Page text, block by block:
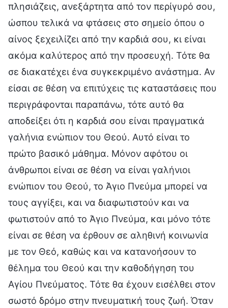
πλησιάζεις, ανεξάρτητα από τον περίγυρό σου,
ώσπου τελικά να φτάσεις στο σημείο όπου ο
αίνος ξεχειλίζει από την καρδιά σου, κι είναι
ακόμα καλύτερος από την προσευχή. Τότε θα
σε διακατέχει ένα συγκεκριμένο ανάστημα. Αν
είσαι σε θέση να επιτύχεις τις καταστάσεις που
περιγράφονται παραπάνω, τότε αυτό θα
αποδείξει ότι η καρδιά σου είναι πραγματικά
γαλήνια ενώπιον του Θεού. Αυτό είναι το
πρώτο βασικό μάθημα. Μόνον αφότου οι
άνθρωποι είναι σε θέση να είναι γαλήνιοι
ενώπιον του Θεού, το Άγιο Πνεύμα μπορεί να
τους αγγίξει, και να διαφωτιστούν και να
φωτιστούν από το Άγιο Πνεύμα, και μόνο τότε
είναι σε θέση να έρθουν σε αληθινή κοινωνία
με τον Θεό, καθώς και να κατανοήσουν το
θέλημα του Θεού και την καθοδήγηση του
Αγίου Πνεύματος. Τότε θα έχουν εισέλθει στον
σωστό δρόμο στην πνευματική τους ζωή. Όταν